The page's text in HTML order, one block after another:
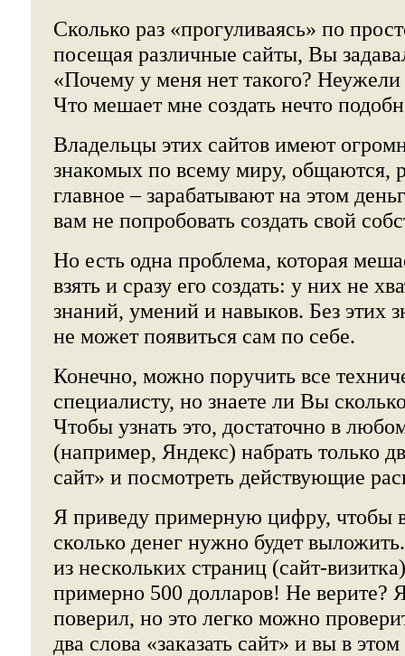
Сколько раз «прогуливаясь» по
посещая различные сайты, Вы
«Почему у меня нет такого?
Что мешает мне создать нечто
Владельцы этих сайтов имеют
знакомых по всему миру, общаются,
главное – зарабатывают на этом
вам не попробовать создать свой
Но есть одна проблема, которая
взять и сразу его создать: у них не
знаний, умений и навыков. Без этих
не может появиться сам по себе.
Конечно, можно поручить все
специалисту, но знаете ли Вы
Чтобы узнать это, достаточно в
(например, Яндекс) набрать только
сайт» и посмотреть действующие
Я приведу примерную цифру, чтобы
сколько денег нужно будет
из нескольких страниц (сайт-
примерно 500 долларов! Не верите?
поверил, но это легко можно
два слова «заказать сайт» и вы в